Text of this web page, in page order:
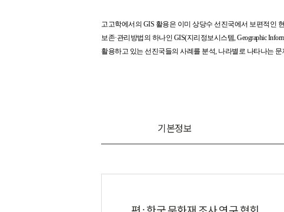
고고학에서의 GIS 활용은 이미 상당수 선진국에서 보편적인
보존·관리방법의 하나인 GIS(지리정보시스템, Geographic
활용하고 있는 선진국들의 사례를 분석, 나라별로 나타나는
기본정보